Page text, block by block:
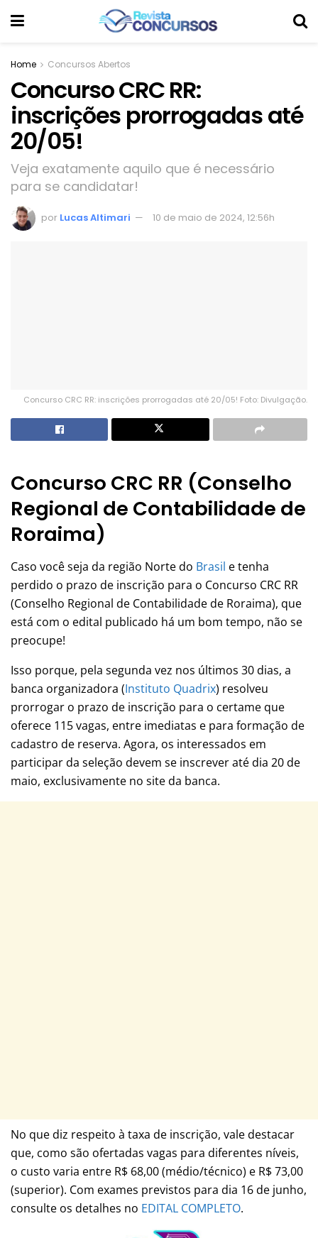
Home Concursos Abertos
Concurso CRC RR:
inscrições prorrogadas até
20/05!
Veja exatamente aquilo que é necessário
para se candidatar!
por Lucas Altimari 10 de maio de 2024, 12:56h
Concurso CRC RR: inscrições prorrogadas até 20/05! Foto: Divulgação.
Concurso CRC RR (Conselho
Regional de Contabilidade de
Roraima)
Caso você seja da região Norte do Brasil e tenha
perdido o prazo de inscrição para o Concurso CRC RR
(Conselho Regional de Contabilidade de Roraima), que
está com o edital publicado há um bom tempo, não se
preocupe!
Isso porque, pela segunda vez nos últimos 30 dias, a
banca organizadora (Instituto Quadrix) resolveu
prorrogar o prazo de inscrição para o certame que
oferece 115 vagas, entre imediatas e para formação de
cadastro de reserva. Agora, os interessados em
participar da seleção devem se inscrever até dia 20 de
maio, exclusivamente no site da banca.
No que diz respeito à taxa de inscrição, vale destacar
que, como são ofertadas vagas para diferentes níveis,
o custo varia entre R$ 68,00 (médio/técnico) e R$ 73,00
(superior). Com exames previstos para dia 16 de junho,
consulte os detalhes no EDITAL COMPLETO.